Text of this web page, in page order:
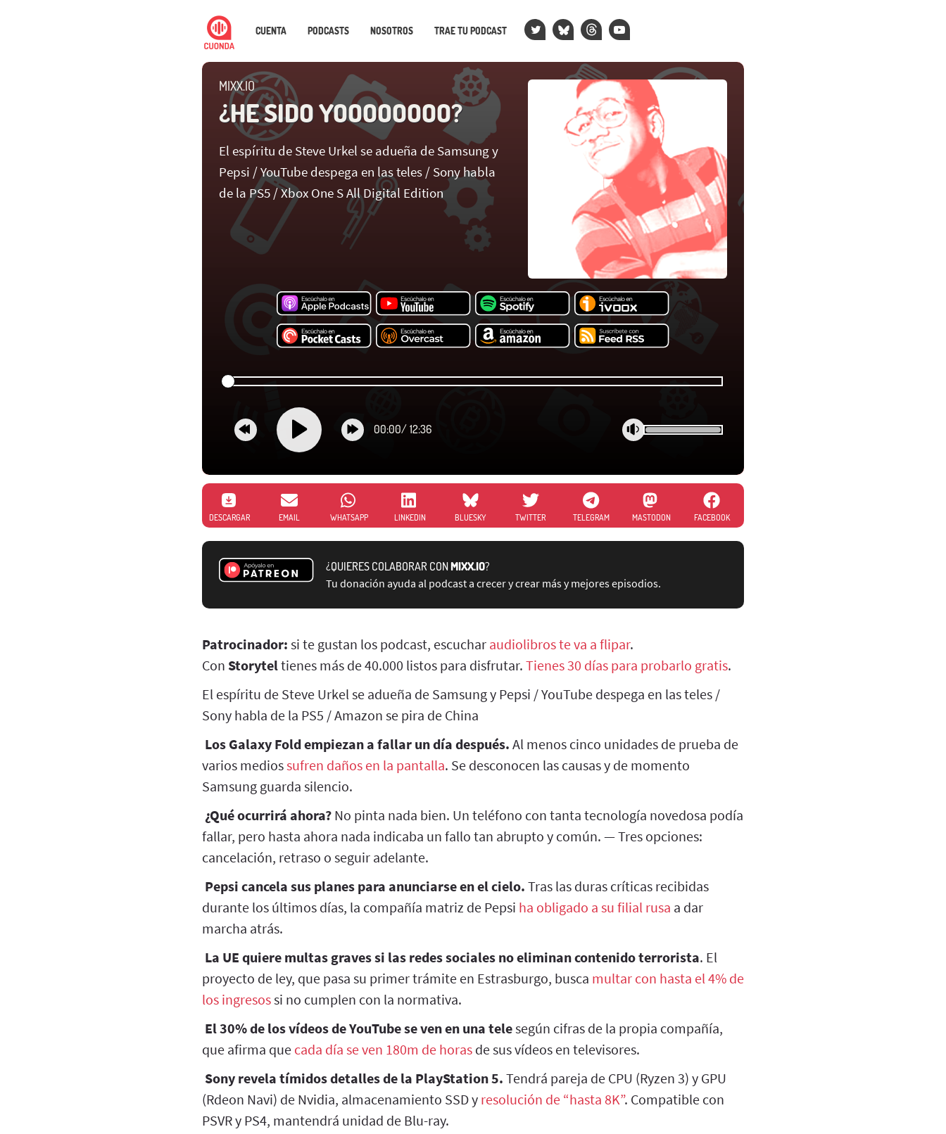
CUENTA PODCASTS NOSOTROS TRAE TU PODCAST
MIXX.IO
¿HE SIDO YOOOOOOOO?
El espíritu de Steve Urkel se adueña de Samsung y
Pepsi / YouTube despega en las teles / Sony habla
de la PS5 / Xbox One S All Digital Edition
00:00/ 12:36
DESCARGAR EMAIL WHATSAPP LINKEDIN BLUESKY TWITTER TELEGRAM MASTODON FACEBOOK
¿QUIERES COLABORAR CONMIXX.IO?
Tu donación ayuda al podcast a crecer y crear más y mejores episodios.
Patrocinador: si te gustan los podcast, escuchar audiolibros te va a flipar.
Con Storyteltienes más de 40.000 listos para disfrutar. Tienes 30 días para probarlo gratis.
El espíritu de Steve Urkel se adueña de Samsung y Pepsi / YouTube despega en las teles /
Sony habla de la PS5 / Amazon se pira de China
Los Galaxy Fold empiezan a fallar un día después. Al menos cinco unidades de prueba de
varios mediossufren daños en la pantalla. Se desconocen las causas y de momento
Samsung guarda silencio.
¿Qué ocurrirá ahora? No pinta nada bien. Un teléfono con tanta tecnología novedosa podía
fallar, pero hasta ahora nada indicaba un fallo tan abrupto y común. — Tres opciones:
cancelación, retraso o seguir adelante.
Pepsi cancela sus planes para anunciarse en el cielo. Tras las duras críticas recibidas
durante los últimos días, la compañía matriz de Pepsi ha obligado a su filial rusa a dar
marcha atrás.
La UE quiere multas graves si las redes sociales no eliminan contenido terrorista. El
proyecto de ley, que pasa su primer trámite en Estrasburgo, busca multar con hasta el 4% de
los ingresossi no cumplen con la normativa.
El 30% de los vídeos de YouTube se ven en una telesegún cifras de la propia compañía,
que afirma que cada día se ven 180m de horas de sus vídeos en televisores.
Sony revela tímidos detalles de la PlayStation 5. Tendrá pareja de CPU (Ryzen 3) y GPU
(Rdeon Navi) de Nvidia, almacenamiento SSD y resolución de “hasta 8K”. Compatible con
PSVR y PS4, mantendrá unidad de Blu-ray.